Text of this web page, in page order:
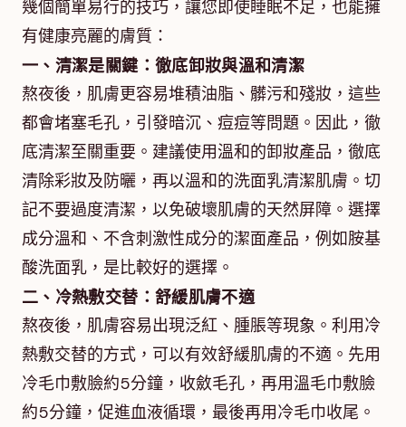
幾個簡單易行的技巧，讓您即使睡眠不足，也能擁
有健康亮麗的膚質：
一、清潔是關鍵：徹底卸妝與溫和清潔
熬夜後，肌膚更容易堆積油脂、髒污和殘妝，這些
都會堵塞毛孔，引發暗沉、痘痘等問題。因此，徹
底清潔至關重要。建議使用溫和的卸妝產品，徹底
清除彩妝及防曬，再以溫和的洗面乳清潔肌膚。切
記不要過度清潔，以免破壞肌膚的天然屏障。選擇
成分溫和、不含刺激性成分的潔面產品，例如胺基
酸洗面乳，是比較好的選擇。
二、冷熱敷交替：舒緩肌膚不適
熬夜後，肌膚容易出現泛紅、腫脹等現象。利用冷
熱敷交替的方式，可以有效舒緩肌膚的不適。先用
冷毛巾敷臉約5分鐘，收斂毛孔，再用溫毛巾敷臉
約5分鐘，促進血液循環，最後再用冷毛巾收尾。